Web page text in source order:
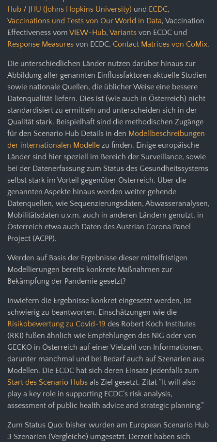
Hub / JHU (Johns Hopkins University) und ECDC,
Vaccinations und Tests von Our World in Data, Vaccination
Effectiveness vom VIEW-Hub, Variants von ECDC und
Response Measures von ECDC, Contact Matrices von CoMix.
Die unterschiedlichen Länder nutzen darüber hinaus zur
Abbildung aller genannten Einflussfaktoren aktuelle Studien
sowie nationale Quellen, die üblicher Weise eine bessere
Datenqualität liefern. Dies ist (wie auch in Österreich) nicht
standardisiert zu ermitteln und unterscheiden sich in der
Qualität stark. Beispielhaft sind die methodischen Zugänge
für den Scenario Hub Details in den Modellbeschreibungen
der internationalen Modelle zu finden. Einige europäische
Länder sind hier speziell im Bereich der Surveillance, sowie
bei der Datenerfassung zum Status des Gesundheitssystems
selbst stark im Vorteil gegenüber Österreich. Über die
genannten Aspekte hinaus werden weiter gehende
Datenquellen, wie Sequenzierungsdaten, Abwasseranalysen,
Mobilitätsdaten u.v.m. auch in anderen Ländern genutzt, in
Österreich etwa auch Daten des Austrian Corona Panel
Project (ACPP).
Werden auf Basis der Ergebnisse dieser mittelfristigen
Modellierungen bereits konkrete Maßnahmen zur
Bekämpfung der Pandemie gesetzt?
Inwiefern die Ergebnisse konkret eingesetzt werden, ist
schwierig zu beantworten. Einschätzungen wie die
Risikobewertung zu Covid-19 des Robert Koch Institutes
(RKI) fußen ähnlich wie Empfehlungen des NIG oder von
GECKO in Österreich auf einer Vielzahl von Informationen,
darunter manchmal und bei Bedarf auch auf Szenarien aus
Modellen. Die ECDC hat sich deren Einsatz jedenfalls zum
Start des Scenario Hubs als Ziel gesetzt. Zitat “It will also
play a key role in supporting ECDC’s risk analysis,
assessment of public health advice and strategic planning.”
Zum Status Quo: bisher wurden am European Scenario Hub
3 Szenarien (Vergleiche) umgesetzt. Derzeit haben sich